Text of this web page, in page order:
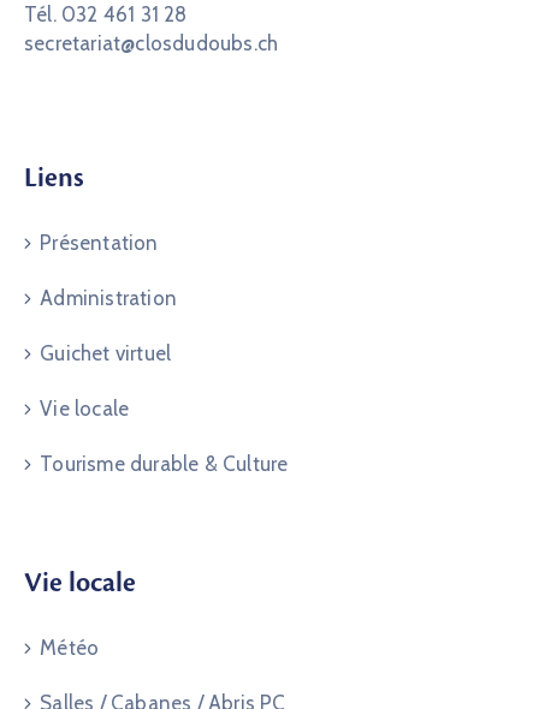
Tél. 032 461 31 28
secretariat@closdudoubs.ch
Liens
Présentation
Administration
Guichet virtuel
Vie locale
Tourisme durable & Culture
Vie locale
Météo
Salles / Cabanes / Abris PC